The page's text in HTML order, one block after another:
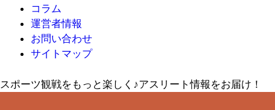
コラム
運営者情報
お問い合わせ
サイトマップ
スポーツ観戦をもっと楽しく♪アスリート情報をお届け！